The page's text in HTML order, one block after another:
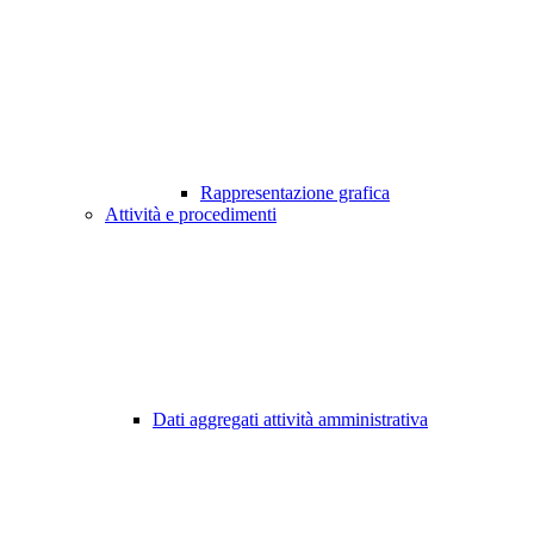
Rappresentazione grafica
Attività e procedimenti
Dati aggregati attività amministrativa